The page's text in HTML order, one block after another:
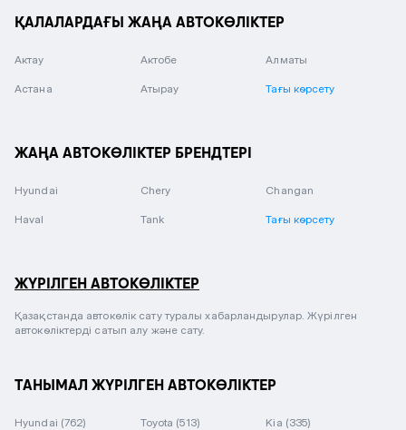
ҚАЛАЛАРДАҒЫ ЖАҢА АВТОКӨЛІКТЕР
Актау Актобе Алматы
Астана Атырау Тағы көрсету
ЖАҢА АВТОКӨЛІКТЕР БРЕНДТЕРІ
Hyundai Chery Changan
Haval Tank Тағы көрсету
ЖҮРІЛГЕН АВТОКӨЛІКТЕР
Қазақстанда автокөлік сату туралы хабарландырулар. Жүрілген
автокөліктерді сатып алу және сату.
ТАНЫМАЛ ЖҮРІЛГЕН АВТОКӨЛІКТЕР
Hyundai (762) Toyota (513) Kia (335)